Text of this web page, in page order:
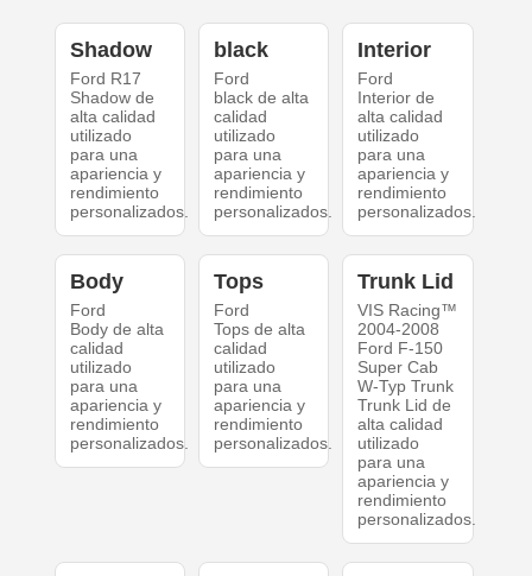
Shadow
Ford R17
Shadow de
alta calidad
utilizado
para una
apariencia y
rendimiento
personalizados.
black
Ford
black de alta
calidad
utilizado
para una
apariencia y
rendimiento
personalizados.
Interior
Ford
Interior de
alta calidad
utilizado
para una
apariencia y
rendimiento
personalizados.
Body
Ford
Body de alta
calidad
utilizado
para una
apariencia y
rendimiento
personalizados.
Tops
Ford
Tops de alta
calidad
utilizado
para una
apariencia y
rendimiento
personalizados.
Trunk Lid
VIS Racing™
2004-2008
Ford F-150
Super Cab
W-Typ Trunk
Trunk Lid de
alta calidad
utilizado
para una
apariencia y
rendimiento
personalizados.